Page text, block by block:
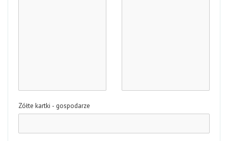
Zółte kartki - gospodarze